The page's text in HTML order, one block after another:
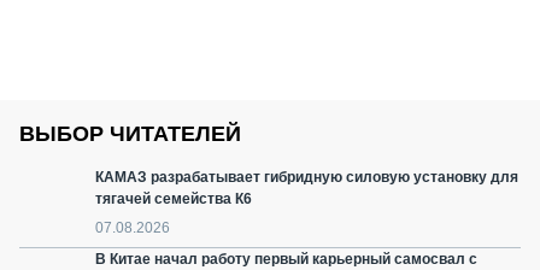
ВЫБОР ЧИТАТЕЛЕЙ
КАМАЗ разрабатывает гибридную силовую установку для
тягачей семейства К6
07.08.2026
В Китае начал работу первый карьерный самосвал с